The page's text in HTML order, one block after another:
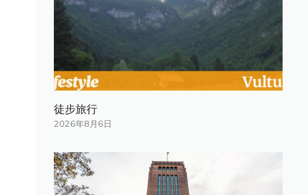
徒步旅行
2026年8月6日